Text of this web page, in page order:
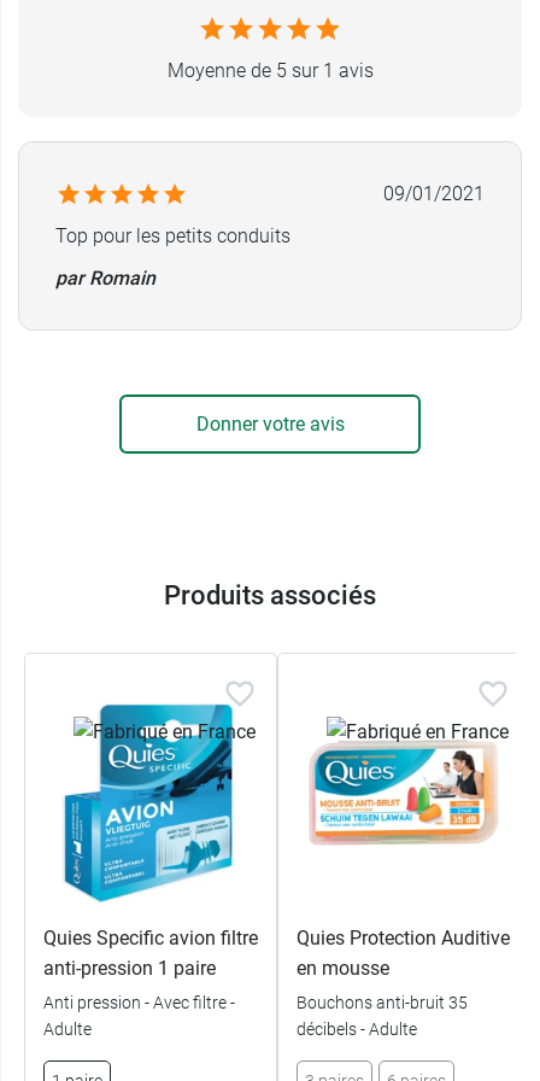
Moyenne de 5 sur 1 avis
09/01/2021
Top pour les petits conduits
par Romain
Donner votre avis
Produits associés
Quies Specific avion filtre
anti-pression 1 paire
Anti pression - Avec filtre -
Adulte
Quies Protection Auditive
en mousse
Bouchons anti-bruit 35
décibels - Adulte